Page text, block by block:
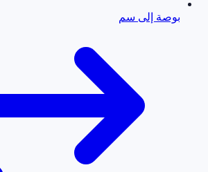
بوصة إلى سم